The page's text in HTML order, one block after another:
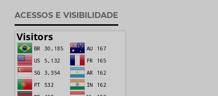
ACESSOS E VISIBILIDADE